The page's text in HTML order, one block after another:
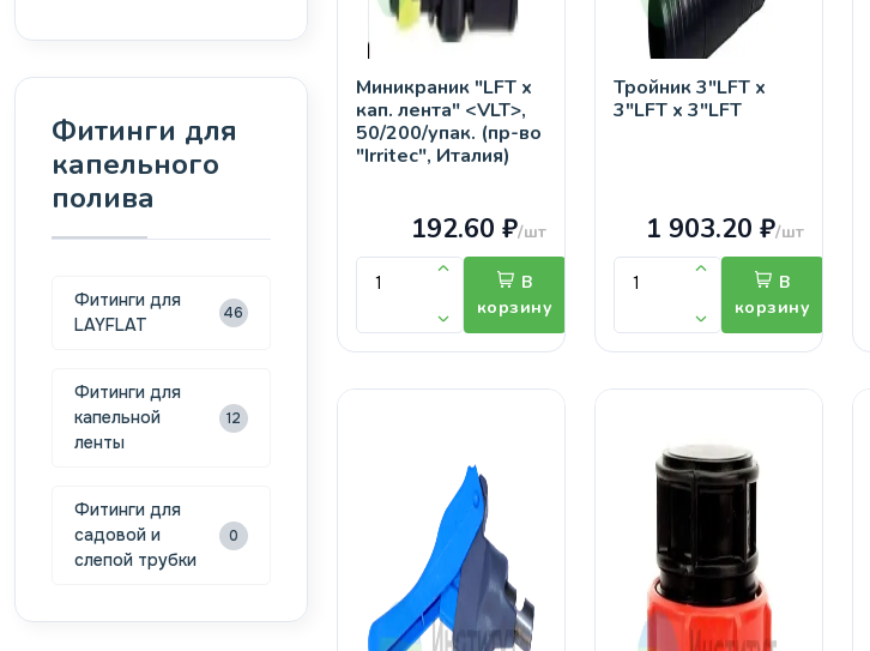
Фитинги для
капельного
полива
Фитинги для
LAYFLAT
46
Фитинги для
капельной
ленты
12
Фитинги для
садовой и
слепой трубки
0
Миникраник "LFT х
кап. лента" <VLT>,
50/200/упак. (пр-во
"Irritec", Италия)
192.60 ₽/шт
В
корзину
Тройник 3"LFT х
3"LFT х 3"LFT
1 903.20 ₽/шт
В
корзину